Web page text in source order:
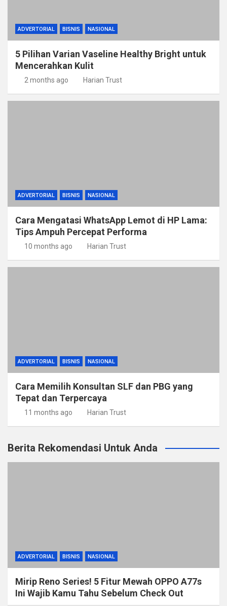
ADVERTORIAL BISNIS NASIONAL
5 Pilihan Varian Vaseline Healthy Bright untuk
Mencerahkan Kulit
2 months ago Harian Trust
ADVERTORIAL BISNIS NASIONAL
Cara Mengatasi WhatsApp Lemot di HP Lama:
Tips Ampuh Percepat Performa
10 months ago Harian Trust
ADVERTORIAL BISNIS NASIONAL
Cara Memilih Konsultan SLF dan PBG yang
Tepat dan Terpercaya
11 months ago Harian Trust
Berita Rekomendasi Untuk Anda
ADVERTORIAL BISNIS NASIONAL
Mirip Reno Series! 5 Fitur Mewah OPPO A77s
Ini Wajib Kamu Tahu Sebelum Check Out